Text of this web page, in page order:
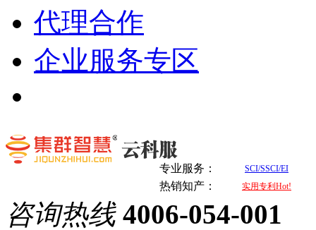
代理合作
企业服务专区
专业服务： SCI/SSCI/EI
热销知产： 实用专利Hot!
咨询热线 4006-054-001